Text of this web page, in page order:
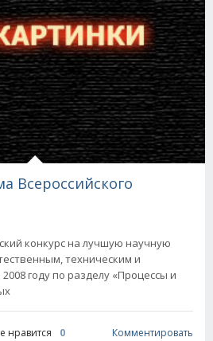
Всероссийского
конкурс на лучшую научную
техническим и
году по разделу «Процессы и
нравится 0 Комментировать